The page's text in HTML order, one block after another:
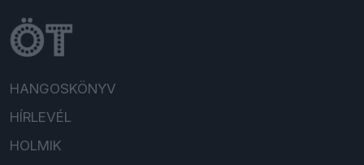
HANGOSKÖNYV
HÍRLEVÉL
HOLMIK